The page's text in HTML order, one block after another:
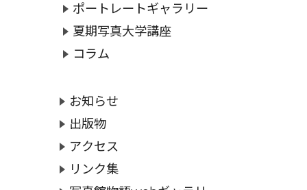
ポートレートギャラリー
夏期写真大学講座
コラム
お知らせ
出版物
アクセス
リンク集